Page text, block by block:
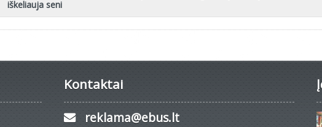
iškeliauja seni
Kontaktai
reklama@ebus.lt